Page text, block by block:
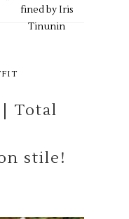
fined byIris
Tinunin
| Total
stile!